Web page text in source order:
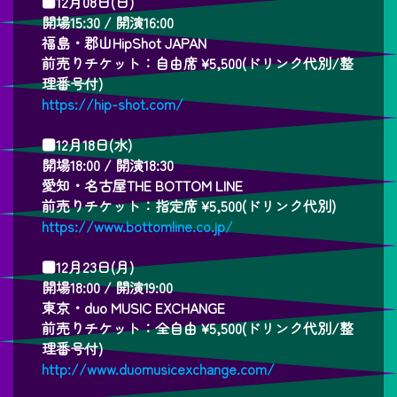
開場15:30 / 開演16:00
福島・郡山HipShot JAPAN
前売りチケット：自由席 ¥5,500(ドリンク代別/整
理番号付)
https://hip-shot.com/
■12月18日(水)
開場18:00 / 開演18:30
愛知・名古屋THE BOTTOM LINE
前売りチケット：指定席 ¥5,500(ドリンク代別)
https://www.bottomline.co.jp/
■12月23日(月)
開場18:00 / 開演19:00
東京・duo MUSIC EXCHANGE
前売りチケット：全自由 ¥5,500(ドリンク代別/整
理番号付)
http://www.duomusicexchange.com/